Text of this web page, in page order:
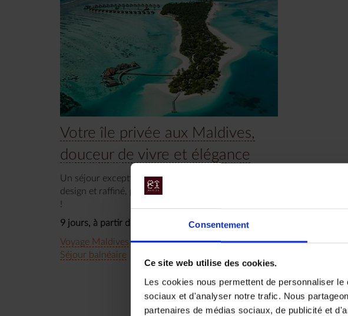
Consentement
Ce site web utilise des cookies.
Les cookies nous permettent de personnaliser
sociaux et d'analyser notre trafic. Nous
partenaires de médias sociaux, de publicité et
Votre île privée aux Maldives,
douceur de vivre et élégance
Un séjour exceptionnel sur une île privée. Hôtel
design et raffiné, piscine, plage, spa... un vrai paradis
!
9 jours, à partir de 5 700 €
Voyage Maldives
Voyage de noces
Séjour balnéaire